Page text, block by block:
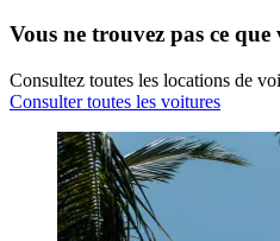
Vous ne trouvez pas ce que
Consultez toutes les locations de
Consulter toutes les voitures